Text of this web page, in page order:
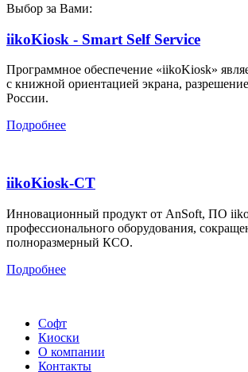
Выбор за Вами:
iikoKiosk - Smart Self Service
Программное обеспечение «iikoKiosk»
с книжной ориентацией экрана,
России.
Подробнее
iikoKiosk-CT
Инновационный продукт от AnSoft, ПО
профессионального оборудования,
полноразмерный КСО.
Подробнее
Софт
Киоски
О компании
Контакты